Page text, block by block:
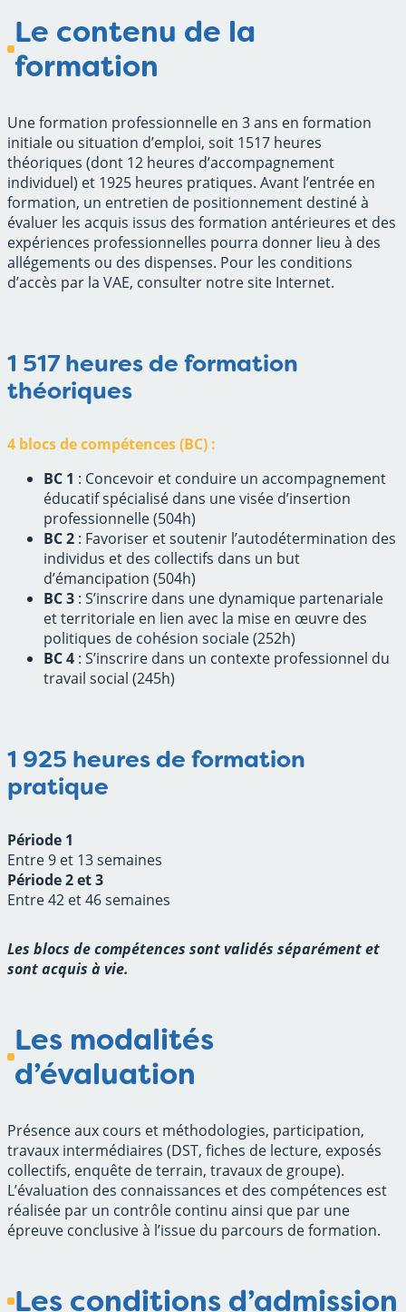
Le contenu de la
formation
Une formation professionnelle en 3 ans en formation
initiale ou situation d’emploi, soit 1517 heures
théoriques (dont 12 heures d’accompagnement
individuel) et 1925 heures pratiques. Avant l’entrée en
formation, un entretien de positionnement destiné à
évaluer les acquis issus des formation antérieures et des
expériences professionnelles pourra donner lieu à des
allégements ou des dispenses. Pour les conditions
d’accès par la VAE, consulter notre site Internet.
1 517 heures de formation
théoriques
4 blocs de compétences (BC) :
BC 1 : Concevoir et conduire un accompagnement
éducatif spécialisé dans une visée d’insertion
professionnelle (504h)
BC 2 : Favoriser et soutenir l’autodétermination des
individus et des collectifs dans un but
d’émancipation (504h)
BC 3 : S’inscrire dans une dynamique partenariale
et territoriale en lien avec la mise en œuvre des
politiques de cohésion sociale (252h)
BC 4 : S’inscrire dans un contexte professionnel du
travail social (245h)
1 925 heures de formation
pratique
Période 1
Entre 9 et 13 semaines
Période 2 et 3
Entre 42 et 46 semaines
Les blocs de compétences sont validés séparément et
sont acquis à vie.
Les modalités
d’évaluation
Présence aux cours et méthodologies, participation,
travaux intermédiaires (DST, fiches de lecture, exposés
collectifs, enquête de terrain, travaux de groupe).
L’évaluation des connaissances et des compétences est
réalisée par un contrôle continu ainsi que par une
épreuve conclusive à l’issue du parcours de formation.
Les conditions d’admission